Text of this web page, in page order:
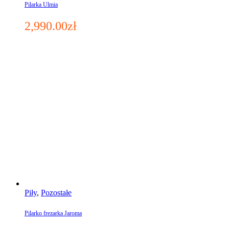
Pilarka Ulmia
2,990.00zł
Piły, Pozostałe
Pilarko frezarka Jaroma